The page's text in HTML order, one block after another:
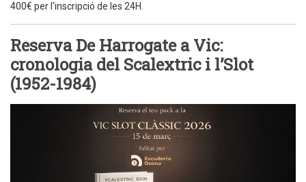
400€ per l'inscripció de les 24H.
Reserva De Harrogate a Vic:
cronologia del Scalextric i l’Slot
(1952-1984)